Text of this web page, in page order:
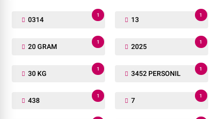
0314
1
13
1
20 GRAM
1
2025
1
30 KG
1
3452 PERSONIL
1
438
1
7
1